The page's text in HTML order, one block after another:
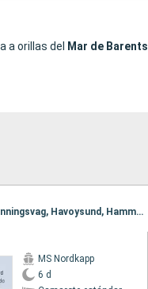
a orillas del Mar de Barents
Itinerario : Kirkenes, Vardo, Batsfjord, Berlevag, Vardo, Mehamn, Kjollefjord, Honningsvag, Havoysund, Hammerfest, Oksfjord, Skjervoy, Tromso, Batsfjord, Finnsnes, Harstad, Risoyhamn, sortland, Stokmarknes, Svolvaer, Stamsund, Berlevag, Bodo, Ornes, Nesna (pasaje círculo polar), Sandnessjoen, Bronnoysund, Rorvik, Mehamn, Trondheim, Kristiansund, Molde, Kjollefjord, Alesund, Torvik, Maloy, Floro, Bergen, Honningsvag, Havoysund, Hammerfest, Oksfjord, Skjervoy, Tromso, Finnsnes, Harstad, Risoyhamn, sortland, Stokmarknes, Svolvaer, Stamsund, Bodo, Ornes, Nesna (pasaje círculo polar), Sandnessjoen, Bronnoysund, Rorvik, Trondheim, Kristiansund, Molde, Alesund, Torvik, Maloy, Floro, Bergen
MS Nordkapp
6 d